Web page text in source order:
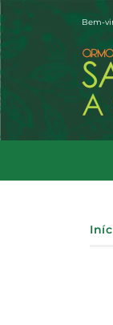
para
o
conteúdo
Bem-